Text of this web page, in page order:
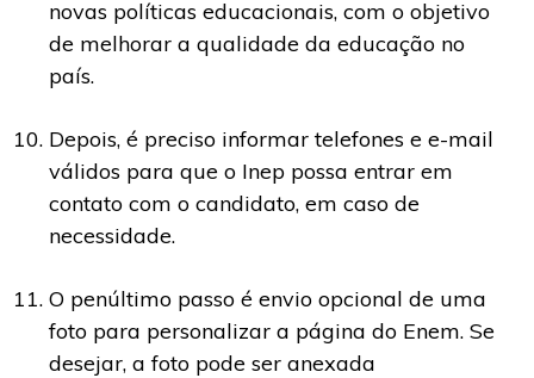
novas políticas educacionais, com o objetivo
de melhorar a qualidade da educação no
país.
Depois, é preciso informar telefones e e-mail
válidos para que o Inep possa entrar em
contato com o candidato, em caso de
necessidade.
O penúltimo passo é envio opcional de uma
foto para personalizar a página do Enem. Se
desejar, a foto pode ser anexada